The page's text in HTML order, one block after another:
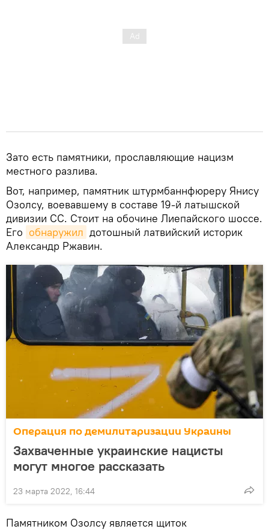
Зато есть памятники, прославляющие нацизм
местного разлива.
Вот, например, памятник штурмбаннфюреру Янису
Озолсу, воевавшему в составе 19-й латышской
дивизии СС. Стоит на обочине Лиепайского шоссе.
Его обнаружил дотошный латвийский историк
Александр Ржавин.
Операция по демилитаризации Украины
Захваченные украинские нацисты
могут многое рассказать
23 марта 2022, 16:44
Памятником Озолсу является щиток